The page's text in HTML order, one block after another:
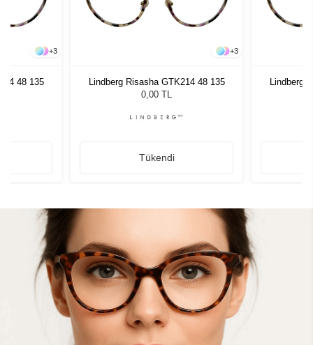
+3
48 135
+3
Lindberg Risasha GTK214 48 135
0,00 TL
Tükendi
Lindberg